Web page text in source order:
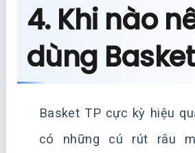
4. Khi nào
dùng
Basket TP cực kỳ hiệu
có những cú rút râu